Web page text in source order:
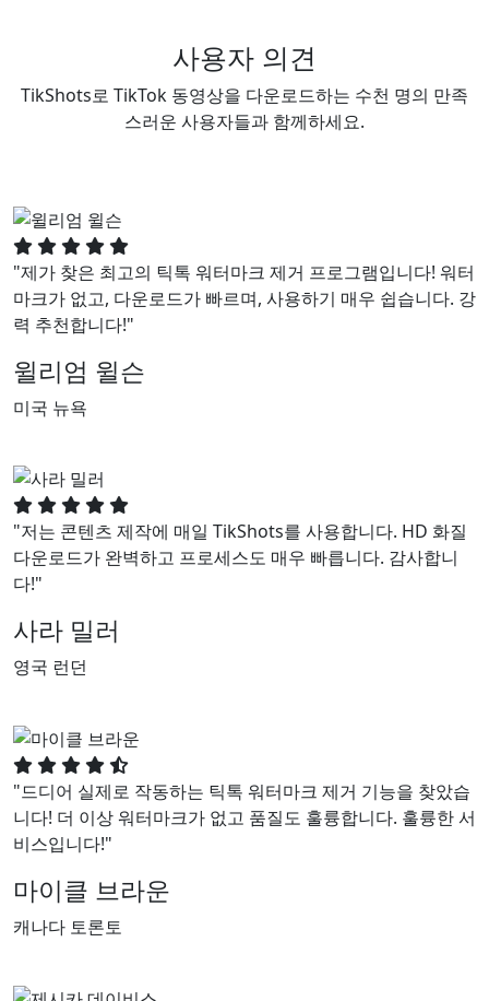
사용자 의견
TikShots로 TikTok 동영상을 다운로드하는 수천 명의 만족
스러운 사용자들과 함께하세요.
"제가 찾은 최고의 틱톡 워터마크 제거 프로그램입니다! 워터
마크가 없고, 다운로드가 빠르며, 사용하기 매우 쉽습니다. 강
력 추천합니다!"
윌리엄 윌슨
미국 뉴욕
"저는 콘텐츠 제작에 매일 TikShots를 사용합니다. HD 화질
다운로드가 완벽하고 프로세스도 매우 빠릅니다. 감사합니
다!"
사라 밀러
영국 런던
"드디어 실제로 작동하는 틱톡 워터마크 제거 기능을 찾았습
니다! 더 이상 워터마크가 없고 품질도 훌륭합니다. 훌륭한 서
비스입니다!"
마이클 브라운
캐나다 토론토